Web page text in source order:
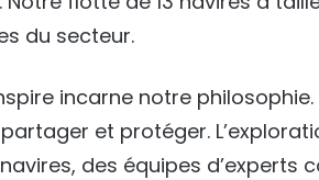
du secteur.
incarne notre
et protéger.
des équipes